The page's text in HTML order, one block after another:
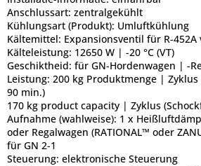
Anschlussart: zentralgekühlt
Kühlungsart (Produkt): Umluftkühlung
Kältemittel: Expansionsventil für R-
Kälteleistung: 12650 W | -20 °C (VT)
Geschiktheid: für GN-Hordenwagen | -
Leistung: 200 kg Produktmenge |
90 min.)
170 kg product capacity | Zyklus
Aufnahme (wahlweise): 1 x
oder Regalwagen (RATIONAL™ oder
für GN 2-1
Steuerung: elektronische Steuerung